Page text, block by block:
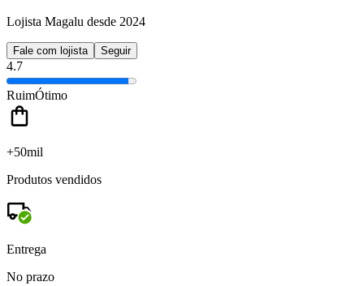
Lojista Magalu desde 2024
Fale com lojista Seguir
4.7
RuimÓtimo
+50mil
Produtos vendidos
Entrega
No prazo